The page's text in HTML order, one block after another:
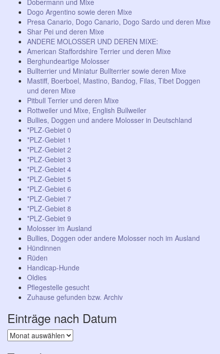
Dobermann und Mixe
Dogo Argentino sowie deren Mixe
Presa Canario, Dogo Canario, Dogo Sardo und deren Mixe
Shar Pei und deren Mixe
ANDERE MOLOSSER UND DEREN MIXE:
American Staffordshire Terrier und deren Mixe
Berghundeartige Molosser
Bullterrier und Miniatur Bullterrier sowie deren Mixe
Mastiff, Boerboel, Mastino, Bandog, Filas, Tibet Doggen
und deren Mixe
Pitbull Terrier und deren Mixe
Rottweiler und Mixe, English Bullweiler
Bullies, Doggen und andere Molosser in Deutschland
*PLZ-Gebiet 0
*PLZ-Gebiet 1
*PLZ-Gebiet 2
*PLZ-Gebiet 3
*PLZ-Gebiet 4
*PLZ-Gebiet 5
*PLZ-Gebiet 6
*PLZ-Gebiet 7
*PLZ-Gebiet 8
*PLZ-Gebiet 9
Molosser im Ausland
Bullies, Doggen oder andere Molosser noch im Ausland
Hündinnen
Rüden
Handicap-Hunde
Oldies
Pflegestelle gesucht
Zuhause gefunden bzw. Archiv
Einträge nach Datum
Einträge
nach